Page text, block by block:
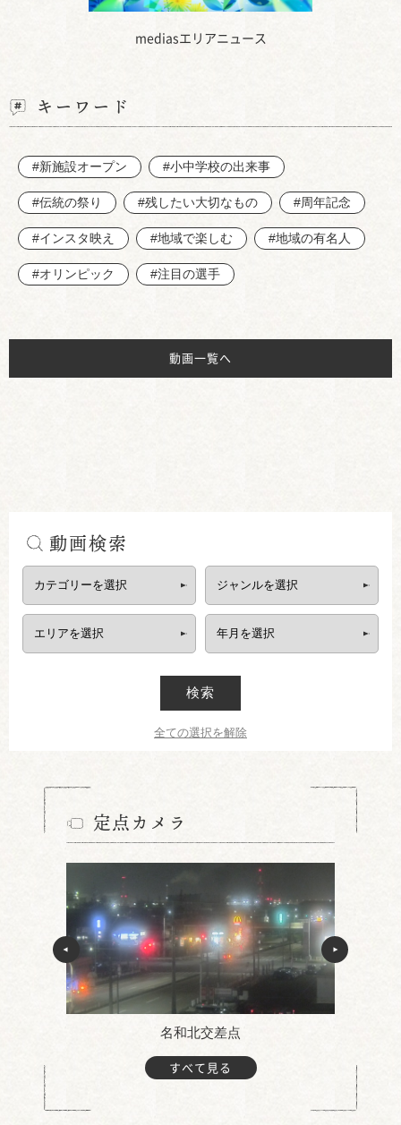
mediasエリアニュース
キーワード
#新施設オープン #小中学校の出来事
#伝統の祭り #残したい大切なもの #周年記念
#インスタ映え #地域で楽しむ #地域の有名人
#オリンピック #注目の選手
動画一覧へ
動画検索
検索
全ての選択を解除
定点カメラ
名和北交差点
すべて見る